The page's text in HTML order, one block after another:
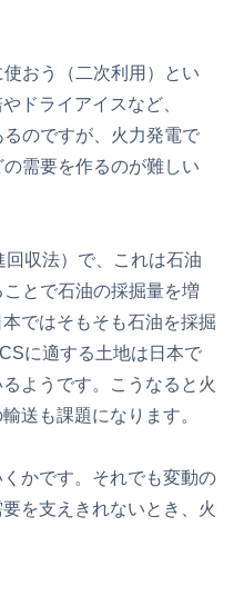
おう（二次利用）とい
ドライアイスなど、
のですが、火力発電で
需要を作るのが難しい
収法）で、これは石油
とで石油の採掘量を増
ではそもそも石油を採掘
に適する土地は日本で
ようです。こうなると火
送も課題になります。
かです。それでも変動の
を支えきれないとき、火